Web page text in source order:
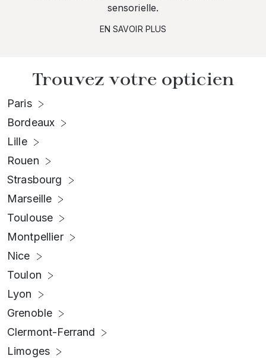
sensorielle.
EN SAVOIR PLUS
Trouvez votre opticien
Paris
Bordeaux
Lille
Rouen
Strasbourg
Marseille
Toulouse
Montpellier
Nice
Toulon
Lyon
Grenoble
Clermont-Ferrand
Limoges